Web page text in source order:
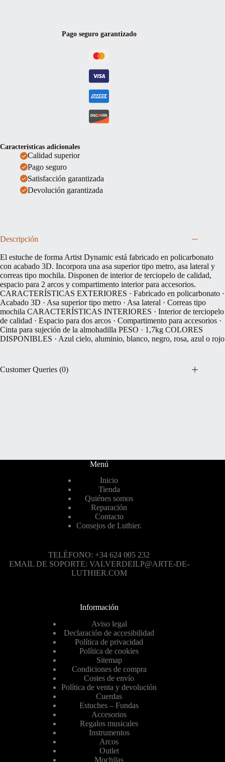
Pago seguro garantizado
Características adicionales
Calidad superior
Pago seguro
Satisfacción garantizada
Devolución garantizada
Descripción
El estuche de forma Artist Dynamic está fabricado en policarbonato
con acabado 3D. Incorpora una asa superior tipo metro, asa lateral y
correas tipo mochila. Disponen de interior de terciopelo de calidad,
espacio para 2 arcos y compartimento interior para accesorios.
CARACTERÍSTICAS EXTERIORES · Fabricado en policarbonato ·
Acabado 3D · Asa superior tipo metro · Asa lateral · Correas tipo
mochila CARACTERÍSTICAS INTERIORES · Interior de terciopelo
de calidad · Espacio para dos arcos · Compartimento para accesorios ·
Cinta para sujeción de la almohadilla PESO · 1,7kg COLORES
DISPONIBLES · Azul cielo, aluminio, blanco, negro, rosa, azul o rojo
Customer Queries (0)
Menú
Inicio
Tienda
Quiénes somos
Reparación
Contacto
Consejos de Luthier.
TELÉFONO: +34 624 005 232
EMAIL DE SOPORTE: VALVERDEILP@ARTE-DE-
LUTHIER.COM
Información
Aviso legal
Declaración de accesibilidad
Política de privacidad
Política de cookies
Sitemap
Condiciones de compra
Costes de envío
Política de venta y devolución
Cuerdas
Estuches – Fundas
Accesorios
Regalos musicales
Instrumentos
Arcos
Outlet
Mochilas